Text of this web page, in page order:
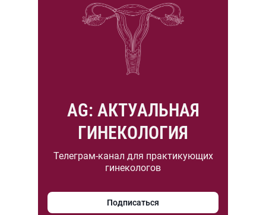
AG: АКТУАЛЬНАЯ
ГИНЕКОЛОГИЯ
Телеграм-канал для практикующих
гинекологов
Подписаться